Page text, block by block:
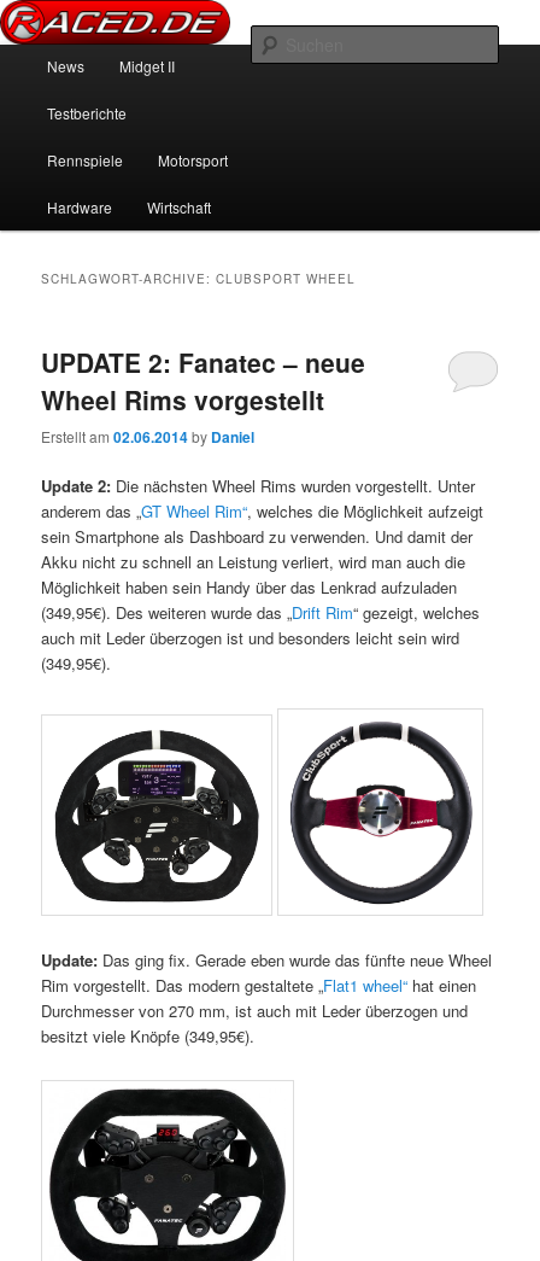
Raced.de
News über Rennspiele und der echten Autowelt
Zum Inhalt wechseln
Zum sekundären Inhalt wechseln
News Midget II
Testberichte
Rennspiele Motorsport
Hardware Wirtschaft
SCHLAGWORT-ARCHIVE:CLUBSPORT WHEEL
UPDATE 2: Fanatec – neue
Wheel Rims vorgestellt
Erstellt am02.06.2014by Daniel
Update 2: Die nächsten Wheel Rims wurden vorgestellt. Unter
anderem das „GT Wheel Rim“, welches die Möglichkeit aufzeigt
sein Smartphone als Dashboard zu verwenden. Und damit der
Akku nicht zu schnell an Leistung verliert, wird man auch die
Möglichkeit haben sein Handy über das Lenkrad aufzuladen
(349,95€). Des weiteren wurde das „Drift Rim“ gezeigt, welches
auch mit Leder überzogen ist und besonders leicht sein wird
(349,95€).
Update: Das ging fix. Gerade eben wurde das fünfte neue Wheel
Rim vorgestellt. Das modern gestaltete „Flat1 wheel“ hat einen
Durchmesser von 270 mm, ist auch mit Leder überzogen und
besitzt viele Knöpfe (349,95€).